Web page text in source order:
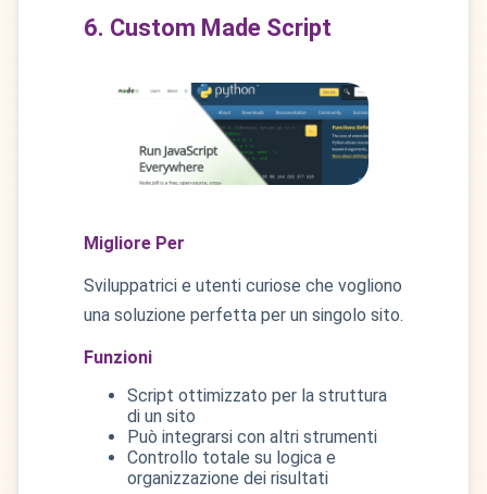
6. Custom Made Script
Migliore Per
Sviluppatrici e utenti curiose che vogliono
una soluzione perfetta per un singolo sito.
Funzioni
Script ottimizzato per la struttura
di un sito
Può integrarsi con altri strumenti
Controllo totale su logica e
organizzazione dei risultati